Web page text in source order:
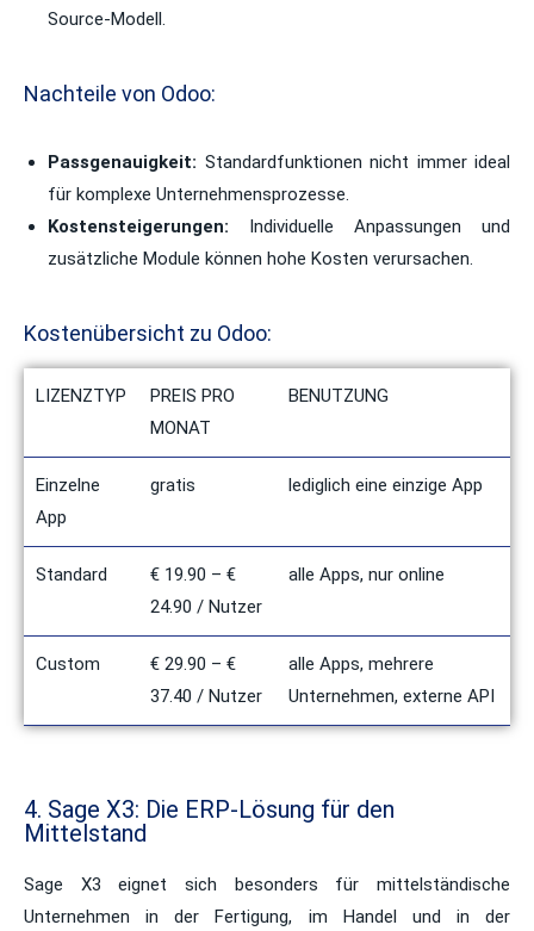
Source-Modell.
Nachteile von Odoo:
Passgenauigkeit: Standardfunktionen nicht immer ideal
für komplexe Unternehmensprozesse.
Kostensteigerungen: Individuelle Anpassungen und
zusätzliche Module können hohe Kosten verursachen.
Kostenübersicht zu Odoo:
LIZENZTYP
PREIS PRO
MONAT
BENUTZUNG
Einzelne
App
gratis lediglich eine einzige App
Standard
€ 19.90 – €
24.90 / Nutzer
alle Apps, nur online
Custom
€ 29.90 – €
37.40 / Nutzer
alle Apps, mehrere
Unternehmen, externe API
4. Sage X3: Die ERP-Lösung für den
Mittelstand
Sage X3 eignet sich besonders für mittelständische
Unternehmen in der Fertigung, im Handel und in der